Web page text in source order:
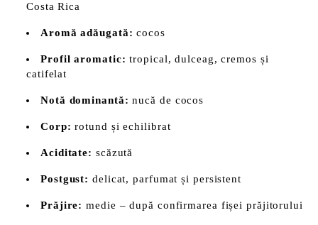
Costa Rica
Aromă adăugată: cocos
Profil aromatic: tropical, dulceag, cremos și
catifelat
Notă dominantă: nucă de cocos
Corp: rotund și echilibrat
Aciditate: scăzută
Postgust: delicat, parfumat și persistent
Prăjire: medie – după confirmarea fișei prăjitorului